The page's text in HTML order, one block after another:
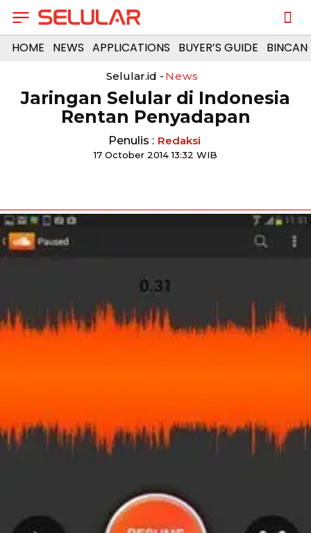
HOME NEWS APPLICATIONS BUYER’S GUIDE
Selular.id - News
Jaringan Selular di Indonesia
Rentan Penyadapan
Penulis : Redaksi
17 October 2014 13:32 WIB